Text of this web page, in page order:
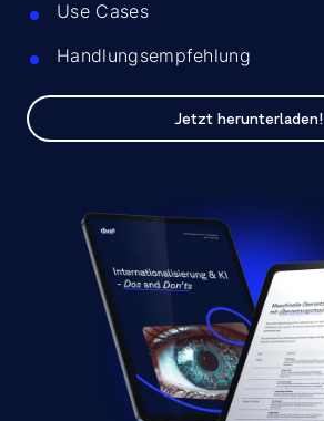
Use Cases
Handlungsempfehlung
Jetzt herunterladen!